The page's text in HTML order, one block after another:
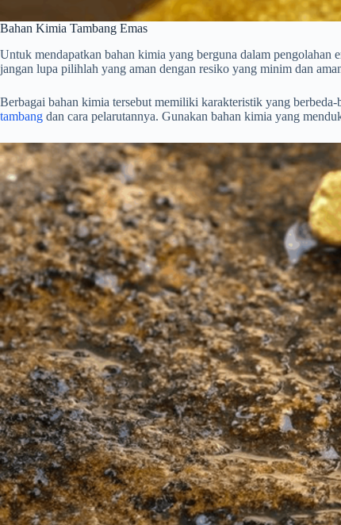
Bahan Kimia Tambang Emas
Untuk mendapatkan bahan kimia yang berguna dalam pengolahan
jangan lupa pilihlah yang aman dengan resiko yang minim dan
Berbagai bahan kimia tersebut memiliki karakteristik yang
tambang dan cara pelarutannya. Gunakan bahan kimia yang